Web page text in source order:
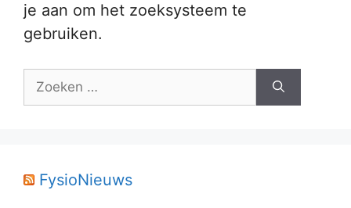
je aan om het zoeksysteem te
gebruiken.
Zoek
FysioNieuws